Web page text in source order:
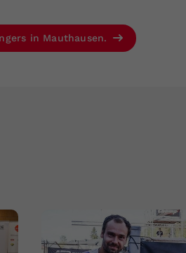
in Mauthausen.